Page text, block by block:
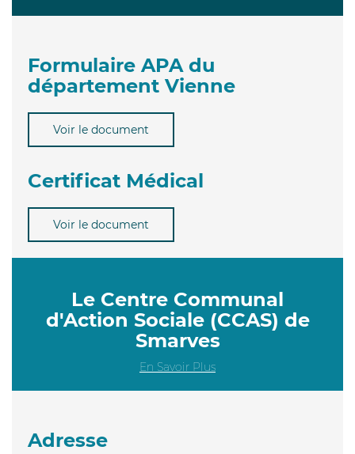
Formulaire APA du
département Vienne
Voir le document
Certificat Médical
Voir le document
Le Centre Communal
d'Action Sociale (CCAS) de
Smarves
En Savoir Plus
Adresse